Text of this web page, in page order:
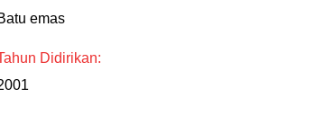
emas
Didirikan: